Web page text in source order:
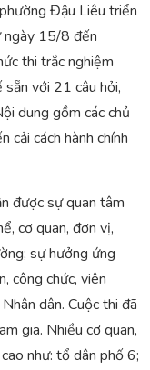
Đậu Liêu triển
ngày 15/8 đến
thi trắc nghiệm
với 21 câu hỏi,
dung gồm các chủ
cải cách hành chính
được sự quan tâm
cơ quan, đơn vị,
sự hưởng ứng
công chức, viên
dân. Cuộc thi đã
gia. Nhiều cơ quan,
như: tổ dân phố 6;